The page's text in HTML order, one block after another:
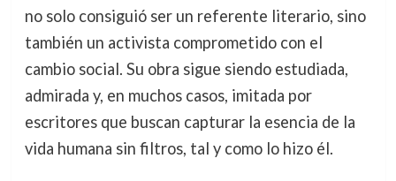
no solo consiguió ser un referente literario, sino
también un activista comprometido con el
cambio social. Su obra sigue siendo estudiada,
admirada y, en muchos casos, imitada por
escritores que buscan capturar la esencia de la
vida humana sin filtros, tal y como lo hizo él.